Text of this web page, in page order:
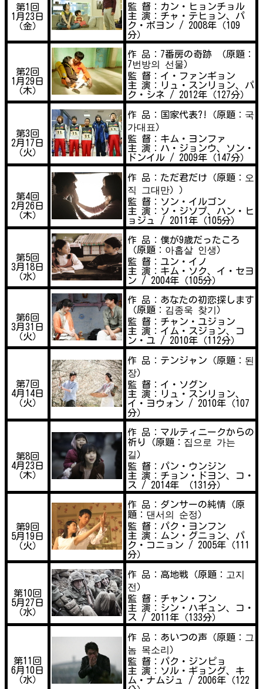
第1回
1月23日
（金）
監 督：カン・ヒョンチョル
主 演：チャ・テヒョン、パ
ク・ボヨン / 2008年（109
分）
第2回
1月29日
（木）
作 品：7番房の奇跡 （原題：
7번방의 선물）
監 督：イ・ファンギョン
主 演：リュ・スンリョン、パ
ク・シネ / 2012年（127分）
第3回
2月17日
（火）
作 品：国家代表?!（原題：국
가대표）
監 督：キム・ヨンファ
主 演：ハ・ジョンウ、ソン・
ドンイル / 2009年（147分）
第4回
2月26日
（木）
作 品：ただ君だけ（原題：오
직 그대만））
監 督：ソン・イルゴン
主 演：ソ・ジソプ、ハン・ヒ
ョジュ / 2011年（105分）
第5回
3月18日
（水）
作 品：僕が9歳だったころ
（原題：아홉살 인생）
監 督：ユン・イノ
主 演：キム・ソク、イ・セヨ
ン / 2004年（105分）
第6回
3月31日
（火）
作 品：あなたの初恋探します
（原題：김종욱 찾기）
監 督：チャン・ユジョン
主 演：イム・スジョン、コ
ン・ユ / 2010年（112分）
第7回
4月14日
（火）
作 品：テンジャン（原題：된
장）
監 督：イ・ソグン
主 演：リュ・スンリョン、
イ・ヨウォン / 2010年（107
分）
第8回
4月23日
（木）
作 品：マルティニークからの
祈り（原題：집으로 가는
길）
監 督：パン・ウンジン
主 演：チョン・ドヨン、コ・
ス / 2014年 （131分）
第9回
5月19日
（火）
作 品：ダンサーの純情（原
題：댄서의 순정）
監 督：パク・ヨンフン
主 演：ムン・グニョン、パ
ク・コニョン / 2005年（111
分）
第10回
5月27日
（水）
作 品：高地戦（原題：고지
전）
監 督：チャン・フン
主 演：シン・ハギュン、コ・
ス / 2011年（133分）
第11回
6月10日
（水）
作 品：あいつの声（原題：그
놈 목소리）
監 督：パク・ジンピョ
主 演：ソル・ギョング、キ
ム・ナムジュ / 2006年（122